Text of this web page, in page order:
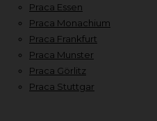
Praca Essen
Praca Monachium
Praca Frankfurt
Praca Munster
Praca Görlitz
Praca Stuttgar